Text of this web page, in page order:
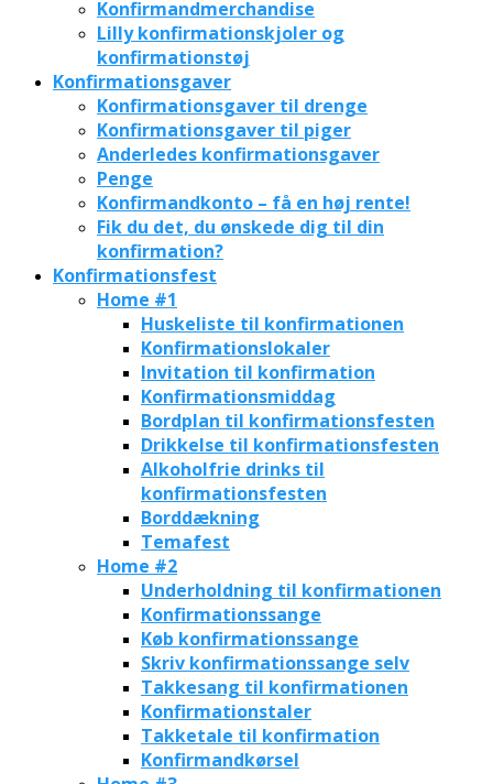
Konfirmandmerchandise
Lilly konfirmationskjoler og
konfirmationstøj
Konfirmationsgaver
Konfirmationsgaver til drenge
Konfirmationsgaver til piger
Anderledes konfirmationsgaver
Penge
Konfirmandkonto – få en høj rente!
Fik du det, du ønskede dig til din
konfirmation?
Konfirmationsfest
Home #1
Huskeliste til konfirmationen
Konfirmationslokaler
Invitation til konfirmation
Konfirmationsmiddag
Bordplan til konfirmationsfesten
Drikkelse til konfirmationsfesten
Alkoholfrie drinks til
konfirmationsfesten
Borddækning
Temafest
Home #2
Underholdning til konfirmationen
Konfirmationssange
Køb konfirmationssange
Skriv konfirmationssange selv
Takkesang til konfirmationen
Konfirmationstaler
Takketale til konfirmation
Konfirmandkørsel